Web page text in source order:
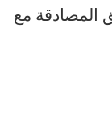
المصادقة مع